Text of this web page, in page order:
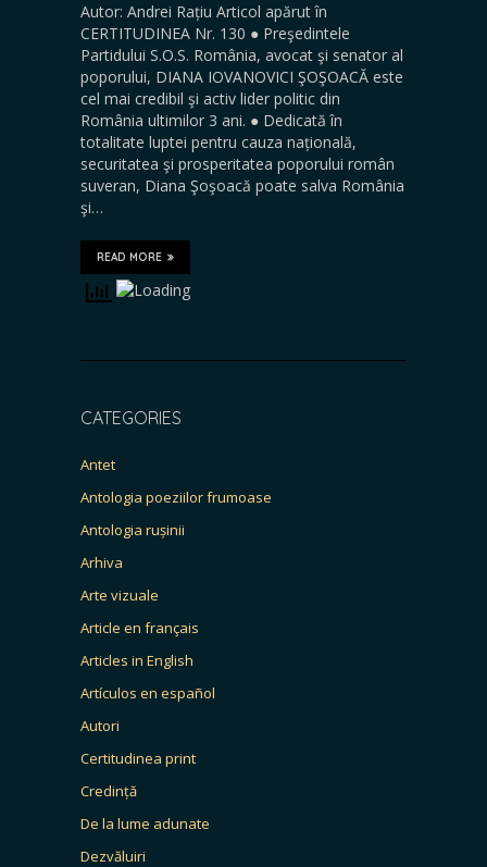
Autor: Andrei Rațiu Articol apărut în
CERTITUDINEA Nr. 130 ● Preşedintele
Partidului S.O.S. România, avocat şi senator al
poporului, DIANA IOVANOVICI ŞOŞOACĂ este
cel mai credibil şi activ lider politic din
România ultimilor 3 ani. ● Dedicată în
totalitate luptei pentru cauza națională,
securitatea şi prosperitatea poporului român
suveran, Diana Şoşoacă poate salva România
şi…
READ MORE
CATEGORIES
Antet
Antologia poeziilor frumoase
Antologia rușinii
Arhiva
Arte vizuale
Article en français
Articles in English
Artículos en español
Autori
Certitudinea print
Credință
De la lume adunate
Dezvăluiri